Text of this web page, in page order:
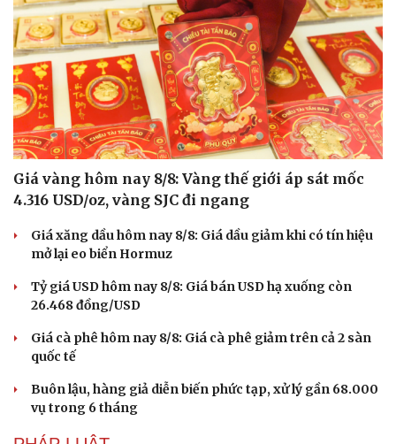
Giá vàng hôm nay 8/8: Vàng thế giới áp sát mốc
4.316 USD/oz, vàng SJC đi ngang
Giá xăng dầu hôm nay 8/8: Giá dầu giảm khi có tín hiệu
mở lại eo biển Hormuz
Tỷ giá USD hôm nay 8/8: Giá bán USD hạ xuống còn
26.468 đồng/USD
Giá cà phê hôm nay 8/8: Giá cà phê giảm trên cả 2 sàn
quốc tế
Buôn lậu, hàng giả diễn biến phức tạp, xử lý gần 68.000
vụ trong 6 tháng